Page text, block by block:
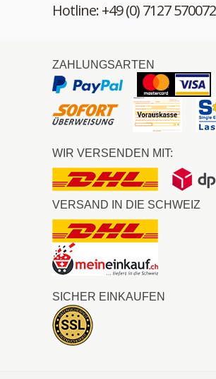
Hotline: +49 (0) 7127
ZAHLUNGSARTEN
WIR VERSENDEN MIT:
VERSAND IN DIE SCHWEIZ
SICHER EINKAUFEN